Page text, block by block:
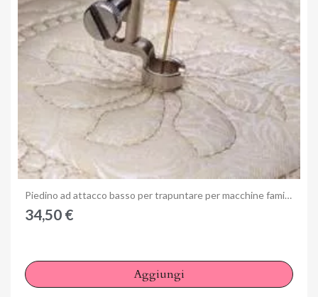
Anteprima Piedino ad attacco basso per trapuntare per macchine famiglia
34,50 €
Aggiungi